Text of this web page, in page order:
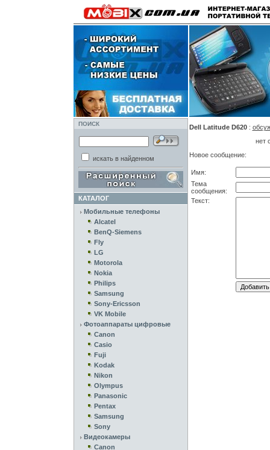
ПОИСК
искать в найденном
КАТАЛОГ
Мобильные телефоны
Alcatel
BenQ-Siemens
Fly
LG
Motorola
Nokia
Philips
Samsung
Sony-Ericsson
VK Mobile
Фотоаппараты цифровые
Canon
Casio
Fuji
Kodak
Nikon
Olympus
Panasonic
Pentax
Samsung
Sony
Видеокамеры
Canon
Dell Latitude D620:
нет
Новое сообщение:
Имя:
Тема
сообщения:
Текст: